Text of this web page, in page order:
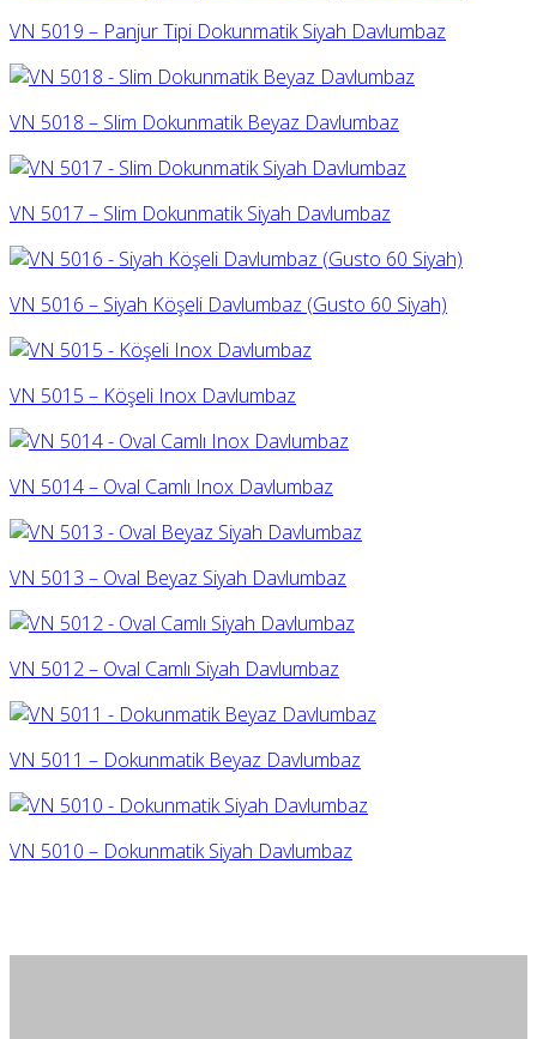
VN 5019 – Panjur Tipi Dokunmatik Siyah Davlumbaz
VN 5018 – Slim Dokunmatik Beyaz Davlumbaz
VN 5017 – Slim Dokunmatik Siyah Davlumbaz
VN 5016 – Siyah Köşeli Davlumbaz (Gusto 60 Siyah)
VN 5015 – Köşeli Inox Davlumbaz
VN 5014 – Oval Camlı Inox Davlumbaz
VN 5013 – Oval Beyaz Siyah Davlumbaz
VN 5012 – Oval Camlı Siyah Davlumbaz
VN 5011 – Dokunmatik Beyaz Davlumbaz
VN 5010 – Dokunmatik Siyah Davlumbaz